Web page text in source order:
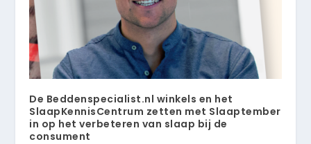
De Beddenspecialist.nl winkels en het
SlaapKennisCentrum zetten met Slaaptember
in op het verbeteren van slaap bij de
consument